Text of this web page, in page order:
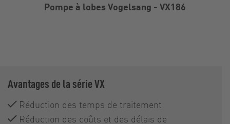
Pompe à lobes Vogelsang - VX186
Avantages de la série VX
Réduction des temps de traitement
Réduction des coûts et des délais de